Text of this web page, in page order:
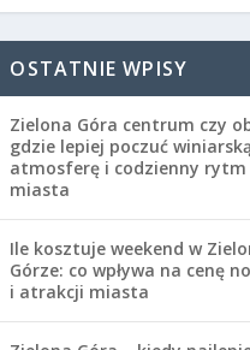
OSTATNIE WPISY
Zielona Góra centrum czy
gdzie lepiej poczuć winiarską
atmosferę i codzienny rytm
miasta
Ile kosztuje weekend w
Górze: co wpływa na cenę
i atrakcji miasta